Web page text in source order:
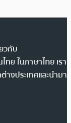
วกับ
ย ในภาษาไทย เรา
งประเทศและนำมา